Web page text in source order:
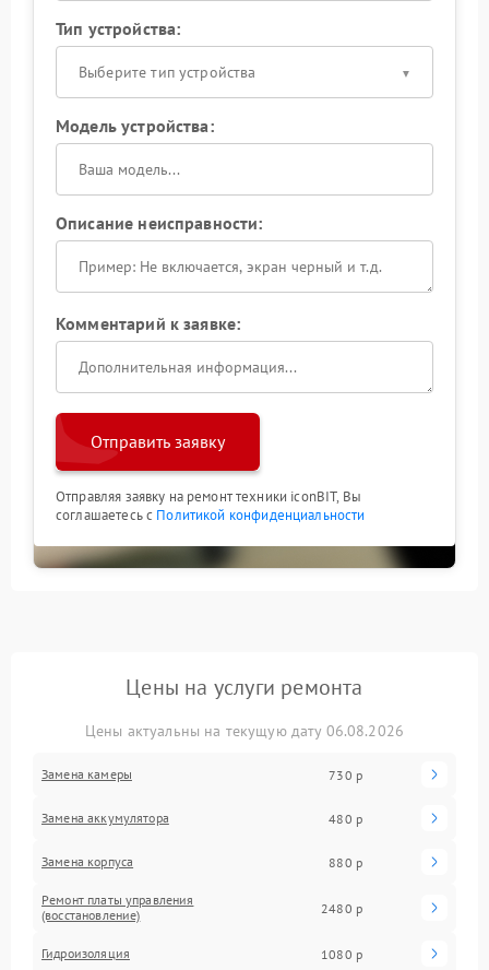
Тип устройства:
Выберите тип устройства
Модель устройства:
Описание неисправности:
Комментарий к заявке:
Отправить заявку
Отправляя заявку на ремонт техники iconBIT, Вы
соглашаетесь с Политикой конфиденциальности
Цены на услуги ремонта
Цены актуальны на текущую дату 06.08.2026
Замена камеры 730 р
Замена аккумулятора 480 р
Замена корпуса 880 р
Ремонт платы управления
(восстановление)
2480 р
Гидроизоляция 1080 р